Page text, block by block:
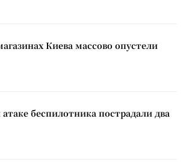
Киева массово опустели
беспилотника пострадали два